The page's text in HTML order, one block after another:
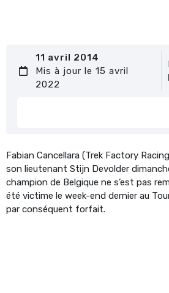
11 avril 2014
Mis à jour le 15 avril
2022
Fabian Cancellara (Trek Factory
son lieutenant Stijn Devolder
champion de Belgique ne s’est pas
été victime le week-end dernier au
par conséquent forfait.